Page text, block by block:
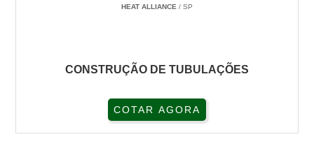
HEAT ALLIANCE / SP
CONSTRUÇÃO DE TUBULAÇÕES
COTAR AGORA